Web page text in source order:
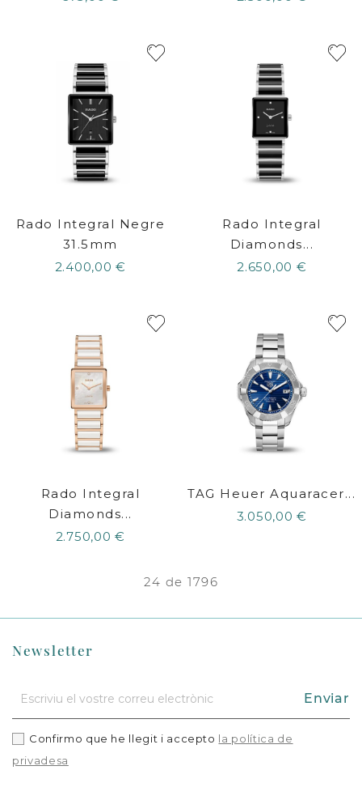
Rado Integral Negre
31.5mm
2.400,00 €
Rado Integral
Diamonds...
2.650,00 €
Rado Integral
Diamonds...
2.750,00 €
TAG Heuer Aquaracer...
3.050,00 €
24 de 1796
Newsletter
Enviar
Confirmo que he llegit i accepto la política de
privadesa